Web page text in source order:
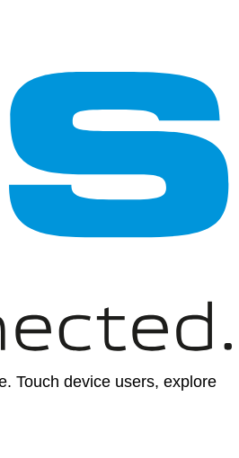
Touch device users, explore